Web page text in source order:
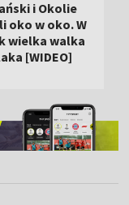
i Okolie
oko w oko. W
wielka walka
[WIDEO]